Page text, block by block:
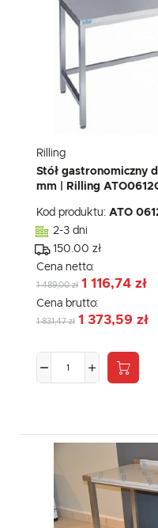
Rilling
Stół gastronomiczny
mm | Rilling
Kod produktu: ATO
2-3 dni
150.00 zł
Cena netto:
1 489,00 zł 1 116,74 zł
Cena brutto:
1 831,47 zł 1 373,59 zł